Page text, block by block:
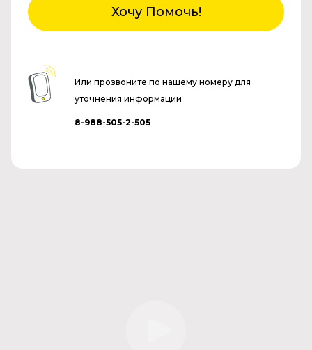
Хочу Помочь!
Или прозвоните по нашему номеру для
уточнения информации
8-988-505-2-505